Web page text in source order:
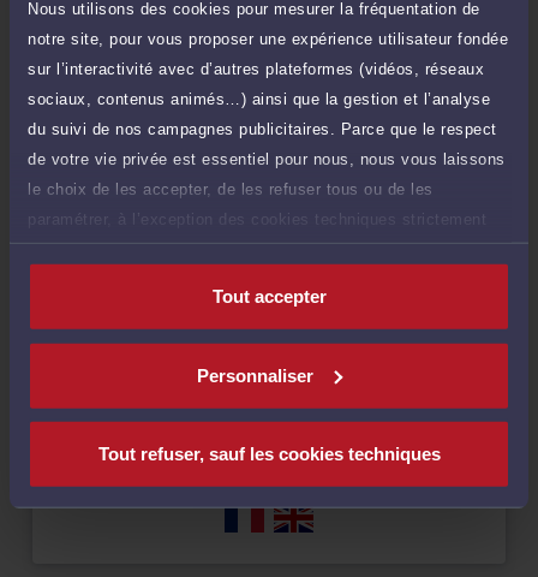
Nous utilisons des cookies pour mesurer la fréquentation de
notre site, pour vous proposer une expérience utilisateur fondée
sur l’interactivité avec d’autres plateformes (vidéos, réseaux
sociaux, contenus animés…) ainsi que la gestion et l’analyse
du suivi de nos campagnes publicitaires. Parce que le respect
de votre vie privée est essentiel pour nous, nous vous laissons
le choix de les accepter, de les refuser tous ou de les
paramétrer, à l’exception des cookies techniques strictement
nécessaires au fonctionnement du site.
Tout accepter
Personnaliser
Tout refuser, sauf les cookies techniques
Compétences
Droit de la famille, des personnes et de leur patrimoine
Droit commercial, des affaires et de la concurrence
Droit du crédit et de la consommation
Langues